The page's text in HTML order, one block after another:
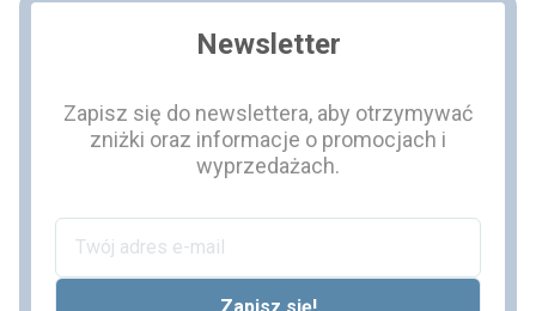
Newsletter
Zapisz się do newslettera, aby otrzymywać
zniżki oraz informacje o promocjach i
wyprzedażach.